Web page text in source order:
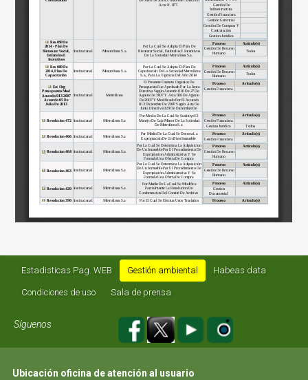
Estadisticas Pag. WEB Gestión ambiental Habeas data
Condiciones de uso Sala de prensa
Síguenos
Ubicación oficina de atención al usuario